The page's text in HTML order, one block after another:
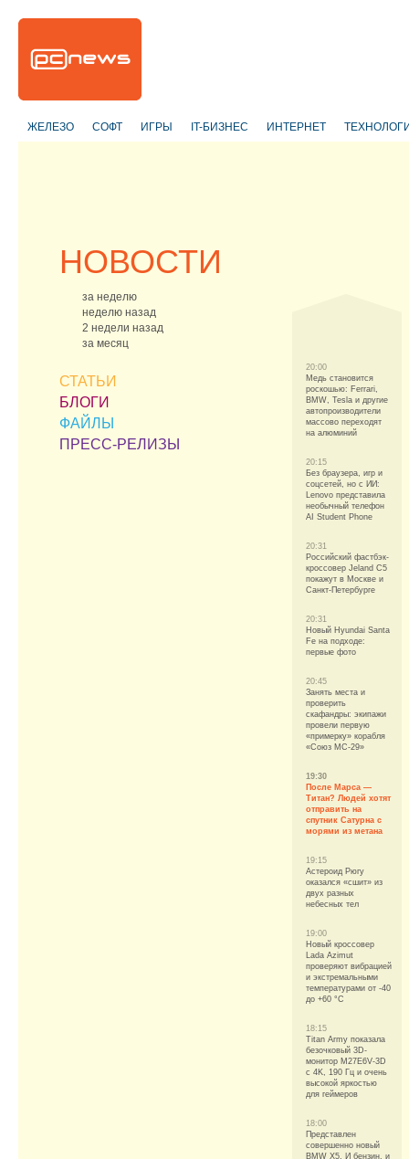
ЖЕЛЕЗО СОФТ ИГРЫ IT-БИЗНЕС ИНТЕРНЕТ
НОВОСТИ
за неделю
неделю назад
2 недели назад
за месяц
СТАТЬИ
БЛОГИ
ФАЙЛЫ
ПРЕСС-РЕЛИЗЫ
20:00
Медь становится
роскошью: Ferrari,
BMW, Tesla и другие
автопроизводители
массово переходят
на алюминий
20:15
Без браузера, игр и
соцсетей, но с ИИ:
Lenovo представила
необычный телефон
AI Student Phone
20:31
Российский фастбэк-
кроссовер Jeland C5
покажут в Москве и
Санкт-Петербурге
20:31
Новый Hyundai Santa
Fe на подходе:
первые фото
20:45
Занять места и
проверить
скафандры: экипажи
провели первую
«примерку» корабля
«Союз МС-29»
19:30
После Марса —
Титан? Людей хотят
отправить на
спутник Сатурна с
морями из метана
19:15
Астероид Рюгу
оказался «сшит» из
двух разных
небесных тел
19:00
Новый кроссовер
Lada Azimut
проверяют вибрацией
и экстремальными
температурами от -40
до +60 °C
18:15
Titan Army показала
безочковый 3D-
монитор M27E6V-3D
с 4K, 190 Гц и очень
высокой яркостью
для геймеров
18:00
Представлен
совершенно новый
BMW X5. И бензин, и